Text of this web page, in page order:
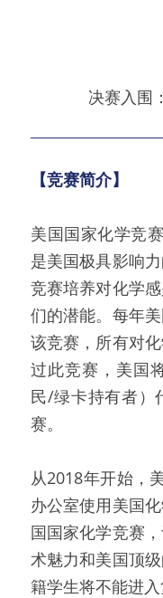
决赛入围：
【竞赛简介】
美国国家化学竞
是美国极具影响
竞赛培养对化学
们的潜能。每年
该竞赛，所有对
过此竞赛，美国
民/绿卡持有者）
赛。
从2018年开始，
办公室使用美国
国国家化学竞赛
术魅力和美国顶
籍学生将不能进入